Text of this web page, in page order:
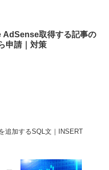
AdSense取得する記事の
申請｜対策
追加するSQL文｜INSERT